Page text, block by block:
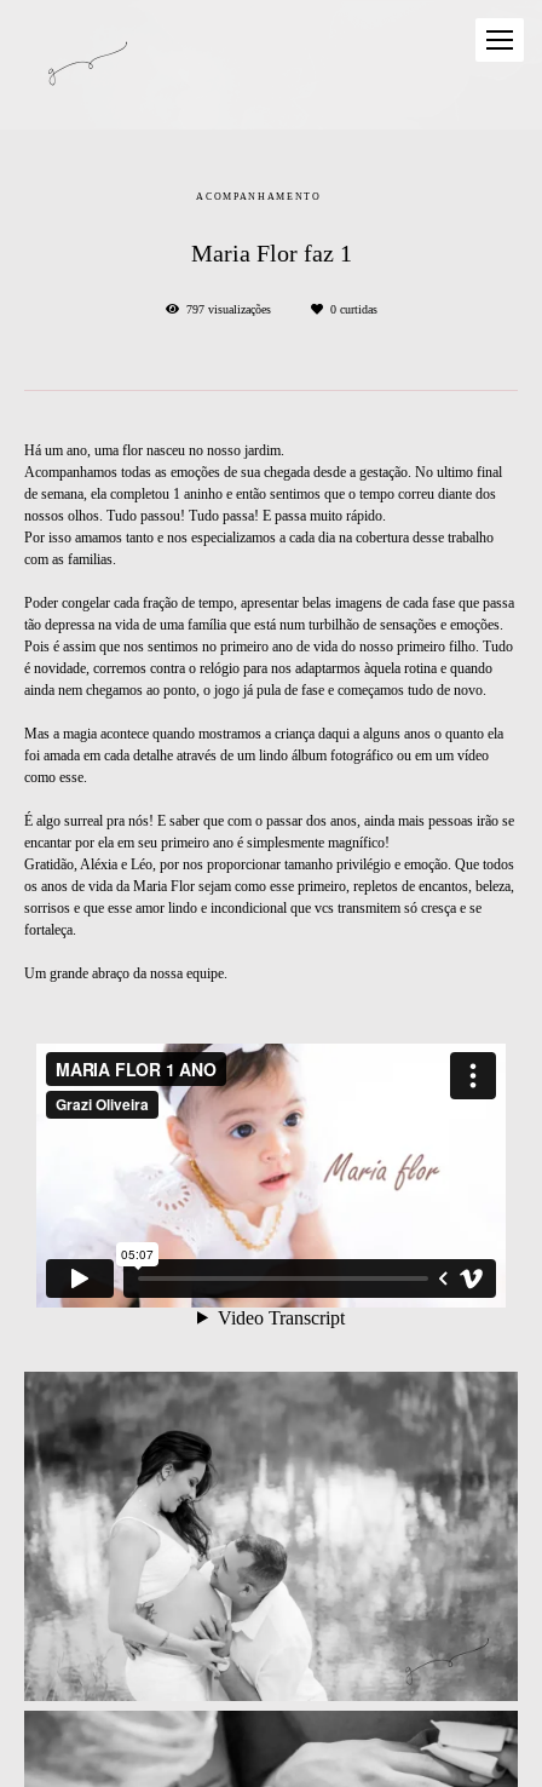
ACOMPANHAMENTO
Maria Flor faz 1
797visualizações 0curtidas
Há um ano, uma flor nasceu no nosso jardim.
Acompanhamos todas as emoções de sua chegada desde a gestação. No ultimo final
de semana, ela completou 1 aninho e então sentimos que o tempo correu diante dos
nossos olhos. Tudo passou! Tudo passa! E passa muito rápido.
Por isso amamos tanto e nos especializamos a cada dia na cobertura desse trabalho
com as familias.
Poder congelar cada fração de tempo, apresentar belas imagens de cada fase que passa
tão depressa na vida de uma família que está num turbilhão de sensações e emoções.
Pois é assim que nos sentimos no primeiro ano de vida do nosso primeiro filho. Tudo
é novidade, corremos contra o relógio para nos adaptarmos àquela rotina e quando
ainda nem chegamos ao ponto, o jogo já pula de fase e começamos tudo de novo.
Mas a magia acontece quando mostramos a criança daqui a alguns anos o quanto ela
foi amada em cada detalhe através de um lindo álbum fotográfico ou em um vídeo
como esse.
É algo surreal pra nós! E saber que com o passar dos anos, ainda mais pessoas irão se
encantar por ela em seu primeiro ano é simplesmente magnífico!
Gratidão, Aléxia e Léo, por nos proporcionar tamanho privilégio e emoção. Que todos
os anos de vida da Maria Flor sejam como esse primeiro, repletos de encantos, beleza,
sorrisos e que esse amor lindo e incondicional que vcs transmitem só cresça e se
fortaleça.
Um grande abraço da nossa equipe.